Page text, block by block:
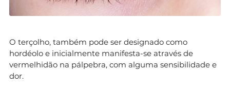
O terçolho, também pode ser designado como
hordéolo e inicialmente manifesta-se através de
vermelhidão na pálpebra, com alguma sensibilidade e
dor.